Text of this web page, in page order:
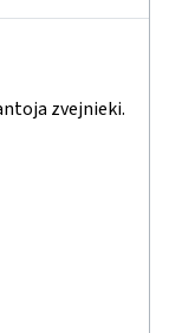
zvejnieki.